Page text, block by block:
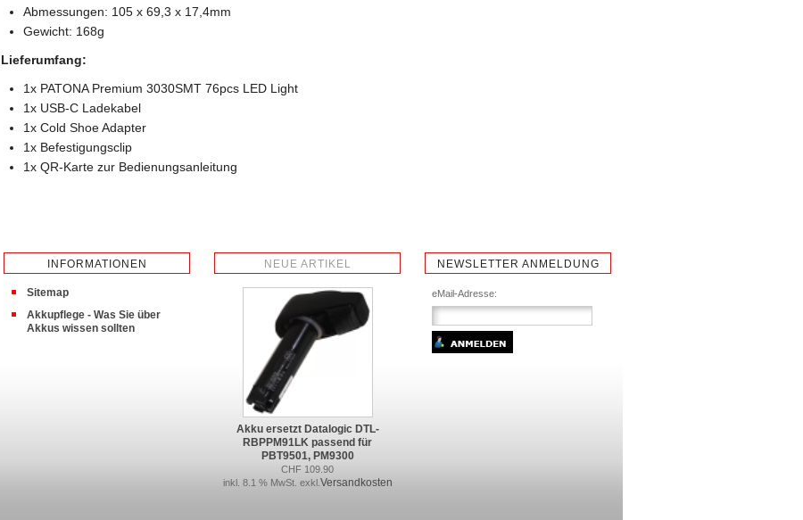
Abmessungen: 105 x 69,3 x 17,4mm
Gewicht: 168g
Lieferumfang:
1x PATONA Premium 3030SMT 76pcs LED Light
1x USB-C Ladekabel
1x Cold Shoe Adapter
1x Befestigungsclip
1x QR-Karte zur Bedienungsanleitung
INFORMATIONEN
Sitemap
Akkupflege - Was Sie über
Akkus wissen sollten
NEUE ARTIKEL
Akku ersetzt Datalogic DTL-
RBPPM91LK passend für
PBT9501, PM9300
CHF 109.90
inkl. 8.1 % MwSt. exkl. Versandkosten
NEWSLETTER ANMELDUNG
eMail-Adresse: